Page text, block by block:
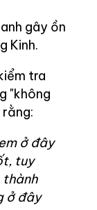
gây ồn
Kinh.
tra
"không
ở đây
tuy
ở đây